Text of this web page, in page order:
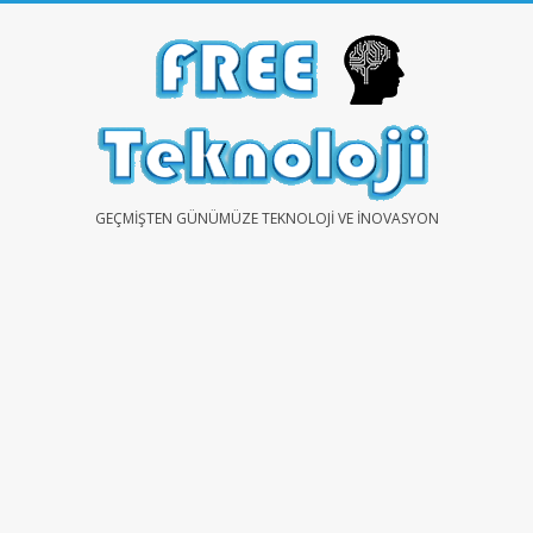
FREEGEÇMIŞTEN GÜNÜMÜZE TEKNOLOJI VE İNOVASYON